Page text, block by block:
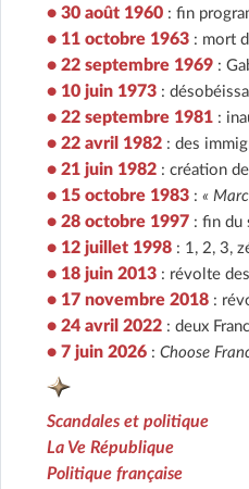
• 30 août 1960 : fin
• 11 octobre 1963 : mort
• 22 septembre 1969 :
• 10 juin 1973 :
• 22 septembre 1981 :
• 22 avril 1982 : des
• 21 juin 1982 : création
• 15 octobre 1983 : «
• 28 octobre 1997 : fin du
• 12 juillet 1998 : 1, 2, 3,
• 18 juin 2013 : révolte des
• 17 novembre 2018 :
• 24 avril 2022 : deux
• 7 juin 2026 : Choose
Scandales et politique
La Ve République
Politique française